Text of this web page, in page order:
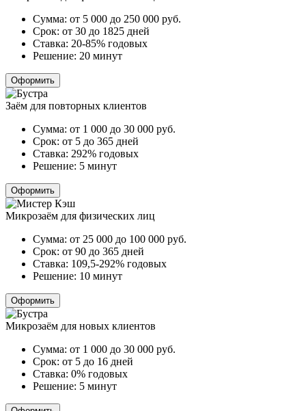
Сумма: от 5 000 до 250 000 руб.
Срок: от 30 до 1825 дней
Ставка: 20-85% годовых
Решение: 20 минут
Оформить
Заём для повторных клиентов
Сумма: от 1 000 до 30 000 руб.
Срок: от 5 до 365 дней
Ставка: 292% годовых
Решение: 5 минут
Оформить
Микрозаём для физических лиц
Сумма: от 25 000 до 100 000 руб.
Срок: от 90 до 365 дней
Ставка: 109,5-292% годовых
Решение: 10 минут
Оформить
Микрозаём для новых клиентов
Сумма: от 1 000 до 30 000 руб.
Срок: от 5 до 16 дней
Ставка: 0% годовых
Решение: 5 минут